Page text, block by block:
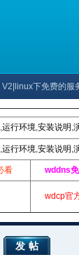
下免费的服
,运行环境,安装说明 ,
,运行环境,安装说明 ,
看 wddns
wdcp官
发帖